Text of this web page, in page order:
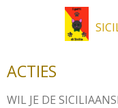
de
hoofdinhoud
ACTIES
WIL JE DE